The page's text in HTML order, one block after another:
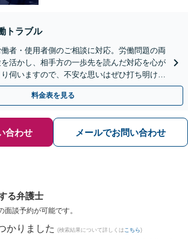
トラブル
働者・使用者側のご相談に対応。労働問題の両
活かし、相手方の一歩先を読んだ対応を心が
伺いますので、不安な思いはぜひ打ち明けて
談可（要予約）】
料金表を見る
合わせ メールでお問い合わせ
る弁護士
談予約が可能です。
かりました (検索結果について詳しくは こちら)